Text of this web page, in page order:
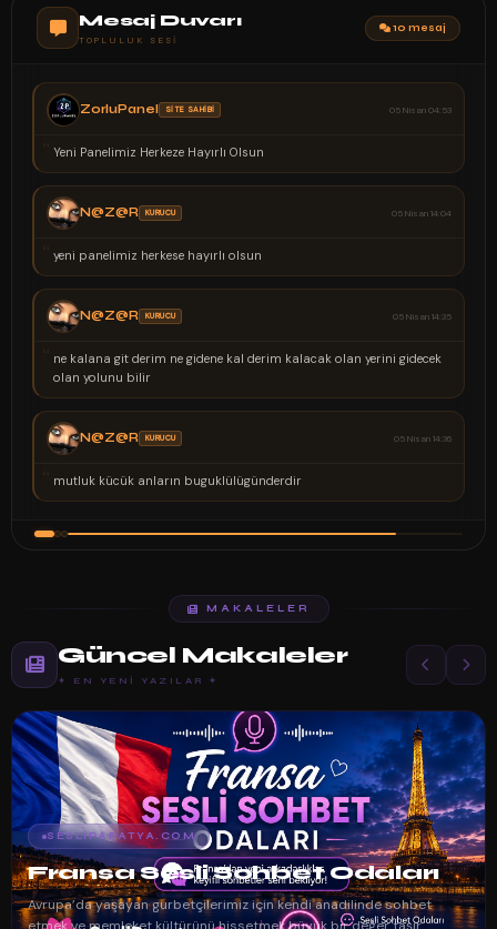
Mesaj Duvarı
TOPLULUK SESI
10 mesaj
ZorluPanel SİTE SAHİBİ 05 Nisan 04:53
Yeni Panelimiz Herkeze Hayırlı Olsun
N@Z@R KURUCU 05 Nisan 14:04
yeni panelimiz herkese hayırlı olsun
N@Z@R KURUCU 05 Nisan 14:35
ne kalana git derim ne gidene kal derim kalacak olan yerini gidecek
olan yolunu bilir
N@Z@R KURUCU 05 Nisan 14:36
mutluk kücük anların buguklülügünderdir
MAKALELER
Güncel Makaleler
✦ EN YENI YAZILAR ✦
SESLIPAPATYA.COM
Fransa Sesli Sohbet Odaları
Avrupa’da yaşayan gurbetçilerimiz için kendi anadilinde sohbet